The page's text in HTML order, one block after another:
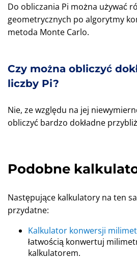
Do obliczania Pi można używać
geometrycznych po algorytmy
metoda Monte Carlo.
Czy można obliczyć
liczby Pi?
Nie, ze względu na jej
obliczyć bardzo dokładne
Podobne
Następujące kalkulatory na ten
przydatne:
Kalkulator konwersji
łatwością konwertuj
kalkulatorem.